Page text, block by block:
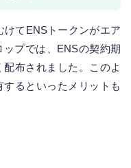
けてENSトークンがエア
ップでは、ENSの契約期
布されました。このよ
るといったメリットも